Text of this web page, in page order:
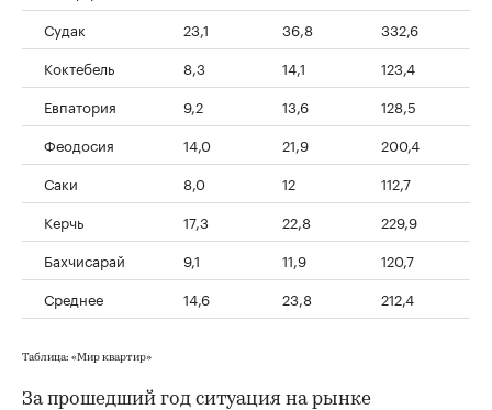
Судак
23,1 36,8 332,6
Коктебель
8,3 14,1 123,4
Евпатория
9,2 13,6 128,5
Феодосия
14,0 21,9 200,4
Саки
8,0 12 112,7
Керчь
17,3 22,8 229,9
Бахчисарай
9,1 11,9 120,7
Среднее
14,6 23,8 212,4
Таблица: «Мир квартир»
За прошедший год ситуация на рынке